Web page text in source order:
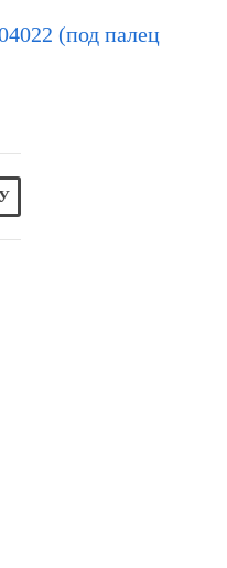
(под палец